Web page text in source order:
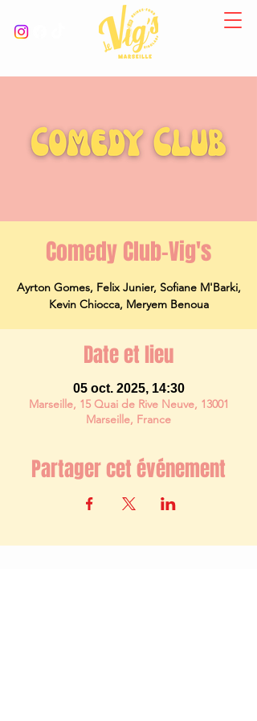
Comedy Club-Vig's
Ayrton Gomes, Felix Junier, Sofiane M'Barki,
Kevin Chiocca, Meryem Benoua
Date et lieu
05 oct. 2025, 14:30
Marseille, 15 Quai de Rive Neuve, 13001
Marseille, France
Partager cet événement